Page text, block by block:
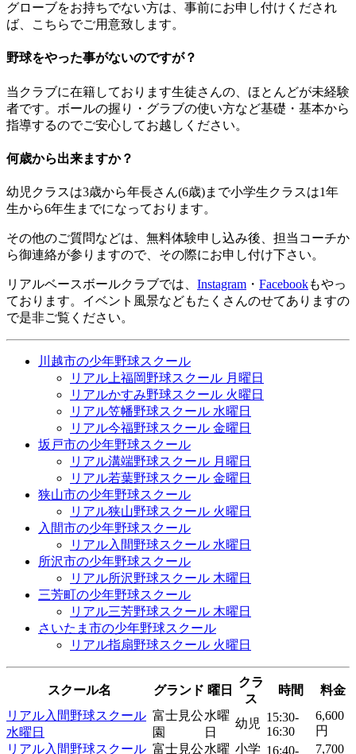
グローブをお持ちでない方は、事前にお申し付けくだされ
ば、こちらでご用意致します。
野球をやった事がないのですが？
当クラブに在籍しております生徒さんの、ほとんどが未経験
者です。ボールの握り・グラブの使い方など基礎・基本から
指導するのでご安心してお越しください。
何歳から出来ますか？
幼児クラスは3歳から年長さん(6歳)まで小学生クラスは1年
生から6年生までになっております。
その他のご質問などは、無料体験申し込み後、担当コーチか
ら御連絡が参りますので、その際にお申し付け下さい。
リアルベースボールクラブでは、 Instagram ・ Facebookもやっ
ております。イベント風景などもたくさんのせてありますの
で是非ご覧ください。
川越市の少年野球スクール
リアル上福岡野球スクール 月曜日
リアルかすみ野球スクール 火曜日
リアル笠幡野球スクール 水曜日
リアル今福野球スクール 金曜日
坂戸市の少年野球スクール
リアル溝端野球スクール 月曜日
リアル若葉野球スクール 金曜日
狭山市の少年野球スクール
リアル狭山野球スクール 火曜日
入間市の少年野球スクール
リアル入間野球スクール 水曜日
所沢市の少年野球スクール
リアル所沢野球スクール 木曜日
三芳町の少年野球スクール
リアル三芳野球スクール 木曜日
さいたま市の少年野球スクール
リアル指扇野球スクール 火曜日
スクール名 グランド 曜日
クラ
ス
時間
料金
リアル入間野球スクール
水曜日
富士見公
園
水曜
日
幼児 15:30-
16:30
6,600
円
リアル入間野球スクール 富士見公水曜 小学 16:40- 7,700